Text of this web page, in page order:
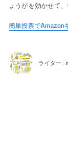
ょうがを効かせて
簡単投票でAmazon
ライター :